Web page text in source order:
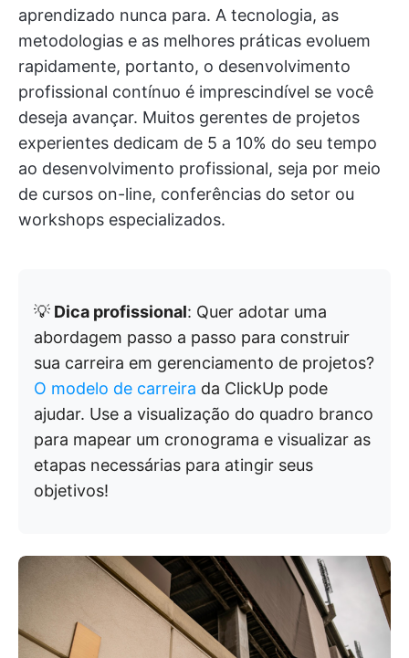
aprendizado nunca para. A tecnologia, as
metodologias e as melhores práticas evoluem
rapidamente, portanto, o desenvolvimento
profissional contínuo é imprescindível se você
deseja avançar. Muitos gerentes de projetos
experientes dedicam de 5 a 10% do seu tempo
ao desenvolvimento profissional, seja por meio
de cursos on-line, conferências do setor ou
workshops especializados.
💡 Dica profissional: Quer adotar uma
abordagem passo a passo para construir
sua carreira em gerenciamento de projetos?
O modelo de carreira da ClickUp pode
ajudar. Use a visualização do quadro branco
para mapear um cronograma e visualizar as
etapas necessárias para atingir seus
objetivos!